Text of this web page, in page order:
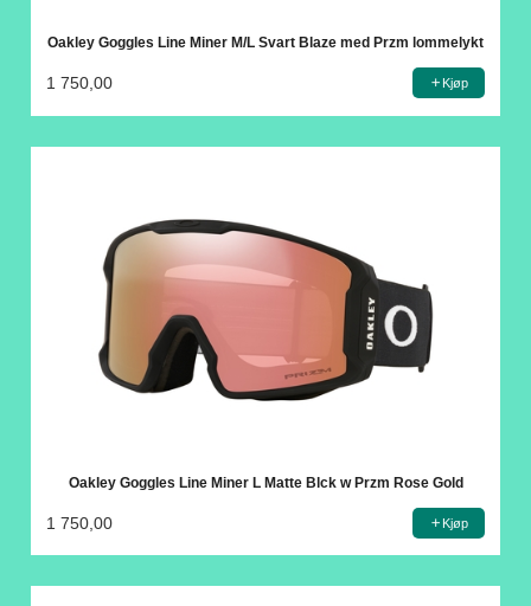
Oakley Goggles Line Miner M/L Svart Blaze med Przm lommelykt
1 750,00 Kjøp
Oakley Goggles Line Miner L Matte Blck w Przm Rose Gold
1 750,00 Kjøp